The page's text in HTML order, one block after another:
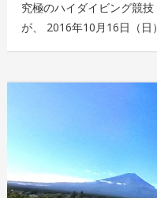
究極のハイダイビング競
が、 2016年10月16日（日
こちら：http://